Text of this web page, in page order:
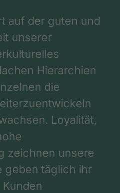
auf der guten und
unserer
Hierarchien
die
Loyalität,
zeichnen unsere
geben täglich ihr